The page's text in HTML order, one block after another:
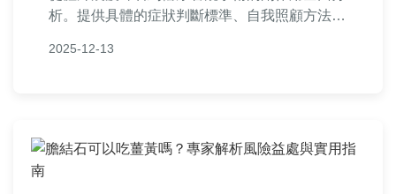
析。提供具體的症狀判斷標準、自我照顧方法、
復。內容包含真實案例分享與專業醫師建議，讓
2025-12-13